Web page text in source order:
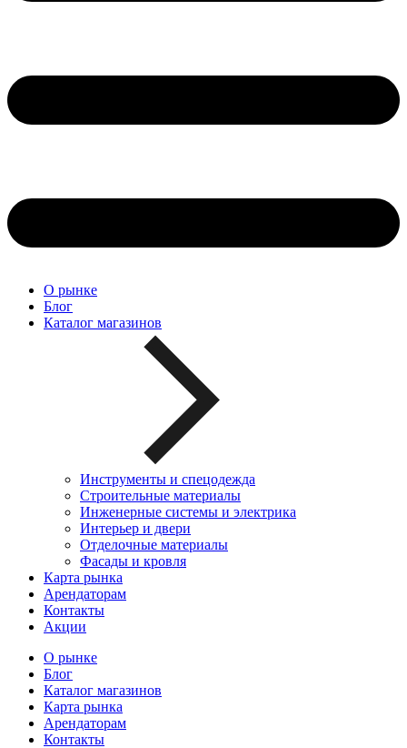
О рынке
Блог
Каталог магазинов
Инструменты и спецодежда
Строительные материалы
Инженерные системы и электрика
Интерьер и двери
Отделочные материалы
Фасады и кровля
Карта рынка
Арендаторам
Контакты
Акции
О рынке
Блог
Каталог магазинов
Карта рынка
Арендаторам
Контакты